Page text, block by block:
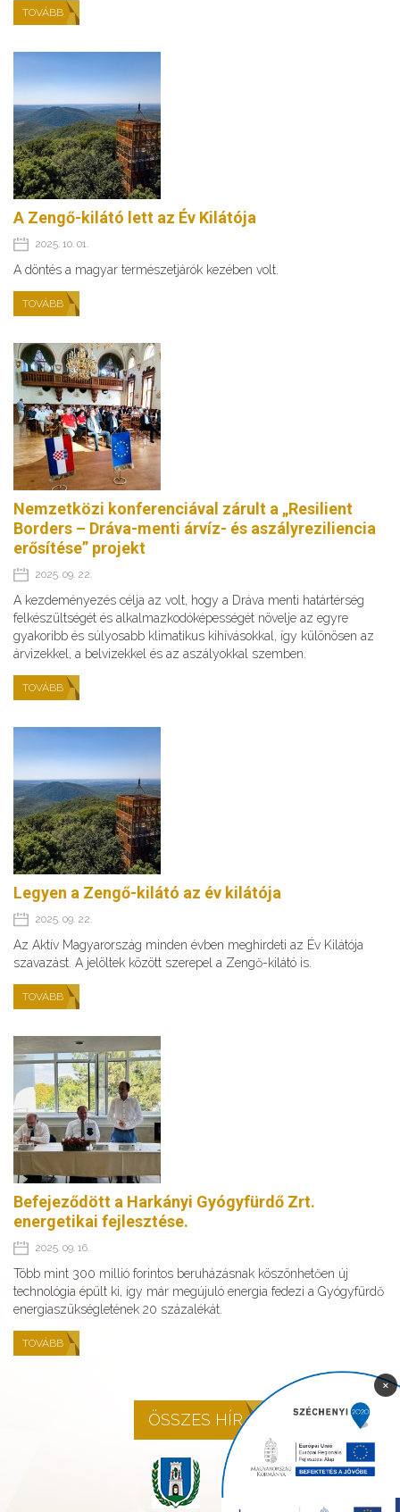
TOVÁBB
A Zengő-kilátó lett az Év Kilátója
2025. 10. 01.
A döntés a magyar természetjárók kezében volt.
TOVÁBB
Nemzetközi konferenciával zárult a „Resilient
Borders – Dráva-menti árvíz- és aszályreziliencia
erősítése” projekt
2025. 09. 22.
A kezdeményezés célja az volt, hogy a Dráva menti határtérség
felkészültségét és alkalmazkodóképességét növelje az egyre
gyakoribb és súlyosabb klimatikus kihívásokkal, így különösen az
árvizekkel, a belvizekkel és az aszályokkal szemben.
TOVÁBB
Legyen a Zengő-kilátó az év kilátója
2025. 09. 22.
Az Aktív Magyarország minden évben meghirdeti az Év Kilátója
szavazást. A jelöltek között szerepel a Zengő-kilátó is.
TOVÁBB
Befejeződött a Harkányi Gyógyfürdő Zrt.
energetikai fejlesztése.
2025. 09. 16.
Több mint 300 millió forintos beruházásnak köszönhetően új
technológia épült ki, így már megújuló energia fedezi a Gyógyfürdő
energiaszükségletének 20 százalékát.
TOVÁBB
ÖSSZES HÍR
×